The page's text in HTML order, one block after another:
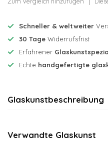
Schneller & weltweiter
30 Tage Widerrufsfrist
Erfahrener
Echte handgefertigte
Glaskunstbeschreibung
Verwandte Glaskunst